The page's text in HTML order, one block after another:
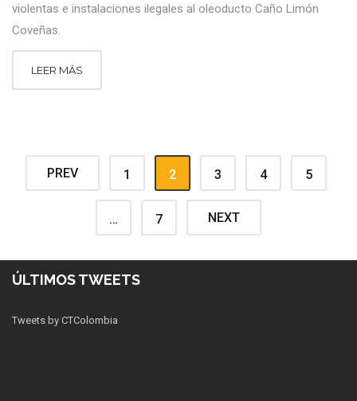
violentas e instalaciones ilegales al oleoducto Caño Limón
Coveñas.
LEER MÁS
PREV 1 2 3 4 5
… 7 NEXT
ÚLTIMOS TWEETS
Tweets by CTColombia